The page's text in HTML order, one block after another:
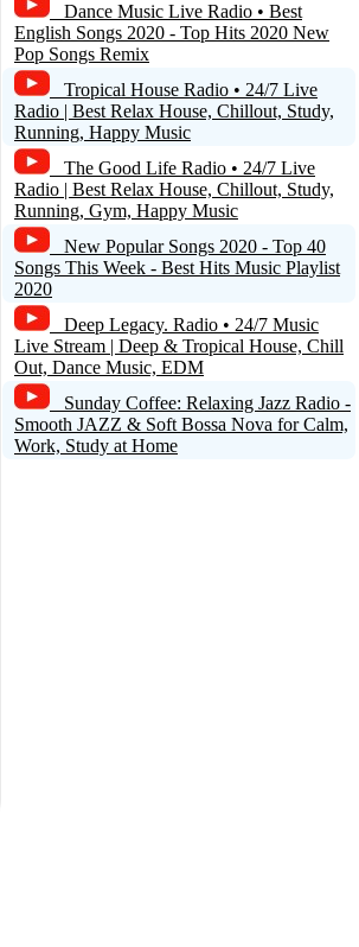
Dance Music Live Radio • Best
English Songs 2020 - Top Hits 2020 New
Pop Songs Remix
Tropical House Radio • 24/7 Live
Radio | Best Relax House, Chillout, Study,
Running, Happy Music
The Good Life Radio • 24/7 Live
Radio | Best Relax House, Chillout, Study,
Running, Gym, Happy Music
New Popular Songs 2020 - Top 40
Songs This Week - Best Hits Music Playlist
2020
Deep Legacy. Radio • 24/7 Music
Live Stream | Deep & Tropical House, Chill
Out, Dance Music, EDM
Sunday Coffee: Relaxing Jazz Radio -
Smooth JAZZ & Soft Bossa Nova for Calm,
Work, Study at Home